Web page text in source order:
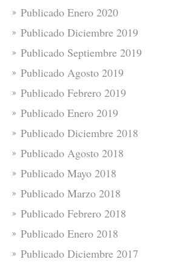
Publicado Enero 2020
Publicado Diciembre 2019
Publicado Septiembre 2019
Publicado Agosto 2019
Publicado Febrero 2019
Publicado Enero 2019
Publicado Diciembre 2018
Publicado Agosto 2018
Publicado Mayo 2018
Publicado Marzo 2018
Publicado Febrero 2018
Publicado Enero 2018
Publicado Diciembre 2017